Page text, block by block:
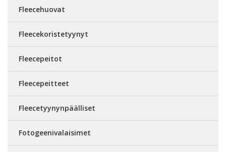
Fleecehuovat
Fleecekoristetyynyt
Fleecepeitot
Fleecepeitteet
Fleecetyynynpäälliset
Fotogeenivalaisimet